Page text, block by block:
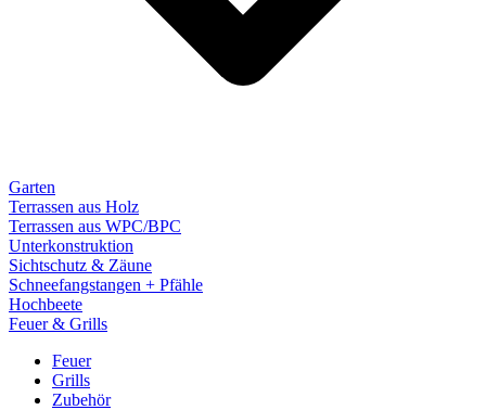
Garten
Terrassen aus Holz
Terrassen aus WPC/BPC
Unterkonstruktion
Sichtschutz & Zäune
Schneefangstangen + Pfähle
Hochbeete
Feuer & Grills
Feuer
Grills
Zubehör